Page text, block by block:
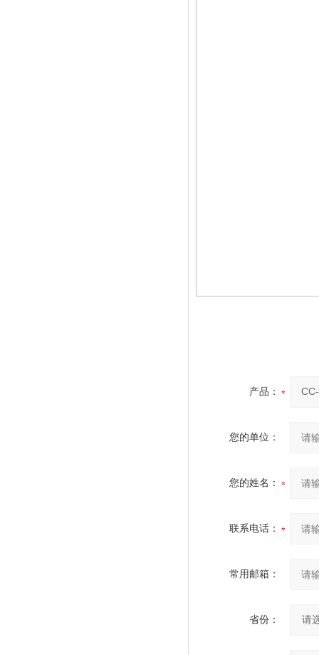
产品：
您的单位：
您的姓名：
联系电话：
常用邮箱：
省份：